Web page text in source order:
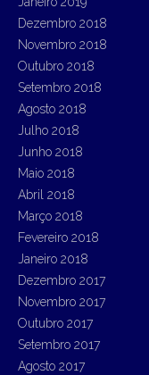
Dezembro 2018
Novembro 2018
Outubro 2018
Setembro 2018
Agosto 2018
Julho 2018
Junho 2018
Maio 2018
Abril 2018
Março 2018
Fevereiro 2018
Janeiro 2018
Dezembro 2017
Novembro 2017
Outubro 2017
Setembro 2017
Agosto 2017